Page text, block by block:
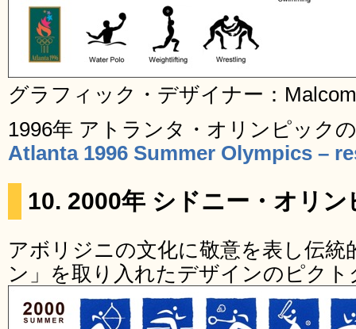
グラフィック・デザイナー：
1996年 アトランタ・オリンピック
Atlanta 1996 Summer Olympics –
10. 2000年 シドニー・オリン
アボリジニの文化に敬意を表し伝統
ン」を取り入れたデザインのピクト